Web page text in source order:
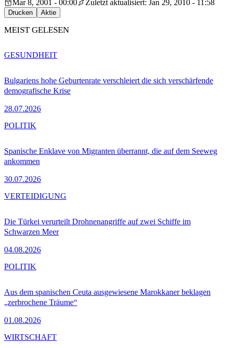
Mar 8, 2001 - 00:00
Zuletzt aktualisiert: Jan 29, 2010 - 11:58
Drucken Aktie
MEIST GELESEN
Bulgariens hohe Geburtenrate verschleiert die sich verschärfende
demografische Krise
28.07.2026
GESUNDHEIT
Spanische Enklave von Migranten überrannt, die auf dem Seeweg
ankommen
30.07.2026
POLITIK
Die Türkei verurteilt Drohnenangriffe auf zwei Schiffe im
Schwarzen Meer
04.08.2026
VERTEIDIGUNG
Aus dem spanischen Ceuta ausgewiesene Marokkaner beklagen
„zerbrochene Träume“
01.08.2026
POLITIK
WIRTSCHAFT